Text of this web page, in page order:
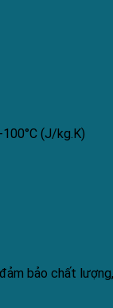
(J/kg.K)
bảo chất